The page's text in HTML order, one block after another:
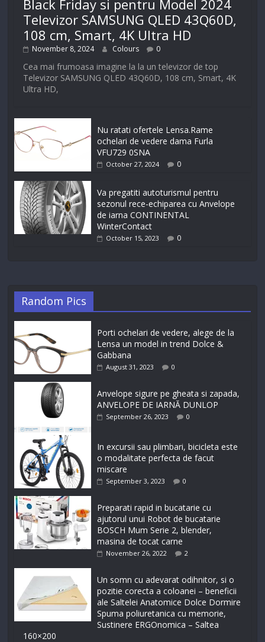
Black Friday si pentru Model 2024
Televizor SAMSUNG QLED 43Q60D,
108 cm, Smart, 4K Ultra HD
November 8, 2024 Colours 0
Cea mai frumoasa imagine la la un televizor de top
Televizor SAMSUNG QLED 43Q60D, 108 cm, Smart, 4K
Ultra HD,
Nu ratati ofertele Lensa.Rame
ochelari de vedere dama Furla
VFU729 0SNA
October 27, 2024 0
Va pregatiti autoturismul pentru
sezonul rece-echiparea cu Anvelope
de iarna CONTINENTAL
WinterContact
October 15, 2023 0
Random Pics
Porti ochelari de vedere, alege de la
Lensa un model in trend Dolce &
Gabbana
August 31, 2023 0
Anvelope sigure pe gheata si zapada,
ANVELOPE DE IARNĂ DUNLOP
September 26, 2023 0
In excursii sau plimbari, bicicleta este
o modalitate perfecta de facut
miscare
September 3, 2023 0
Preparati rapid in bucatarie cu
ajutorul unui Robot de bucatarie
BOSCH Mum Serie 2, blender,
masina de tocat carne
November 26, 2022 2
Un somn cu adevarat odihnitor, si o
pozitie corecta a coloanei – beneficii
ale Saltelei Anatomice Dolce Dormire
Spuma poliuretanica cu memorie,
Sustinere ERGOnomica – Saltea
160×200